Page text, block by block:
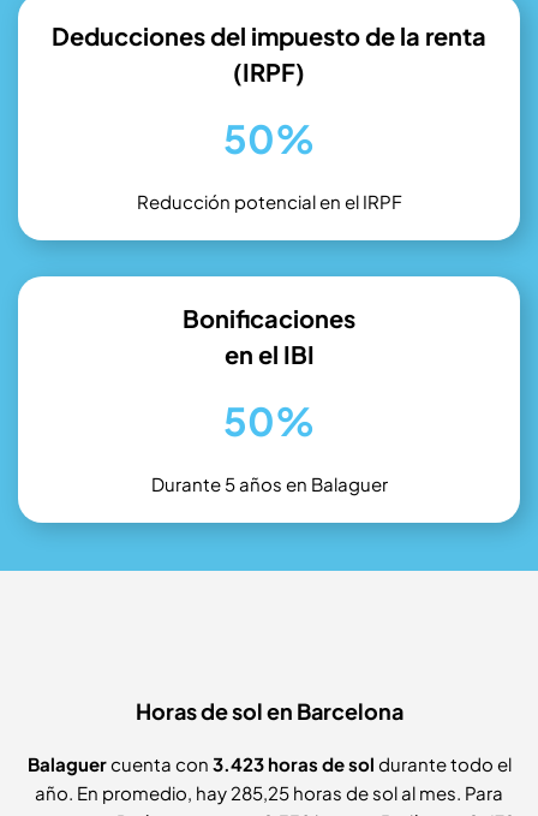
Deducciones del impuesto de la renta
(IRPF)
50%
Reducción potencial en el IRPF
Bonificaciones
en el IBI
50%
Durante 5 años en Balaguer
Horas de sol en Barcelona
Balaguercuenta con 3.423 horas de sol durante todo el
año. En promedio, hay 285,25 horas de sol al mes. Para